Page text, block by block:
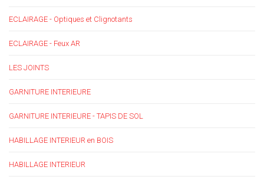
ECLAIRAGE - Optiques et Clignotants
ECLAIRAGE - Feux AR
LES JOINTS
GARNITURE INTERIEURE
GARNITURE INTERIEURE - TAPIS DE SOL
HABILLAGE INTERIEUR en BOIS
HABILLAGE INTERIEUR